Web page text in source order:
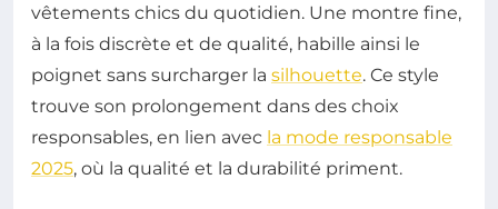
vêtements chics du quotidien. Une montre fine,
à la fois discrète et de qualité, habille ainsi le
poignet sans surcharger la silhouette. Ce style
trouve son prolongement dans des choix
responsables, en lien avec la mode responsable
2025, où la qualité et la durabilité priment.